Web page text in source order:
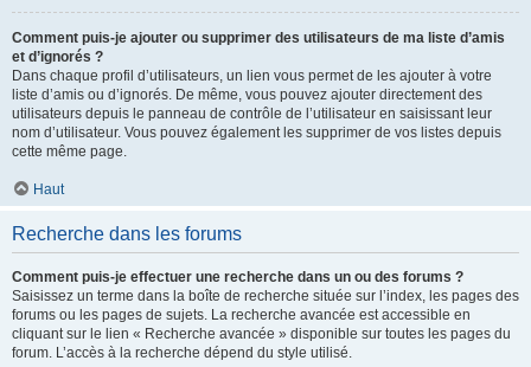
Comment puis-je ajouter ou supprimer des utilisateurs de ma liste d’amis
et d’ignorés ?
Dans chaque profil d’utilisateurs, un lien vous permet de les ajouter à votre
liste d’amis ou d’ignorés. De même, vous pouvez ajouter directement des
utilisateurs depuis le panneau de contrôle de l’utilisateur en saisissant leur
nom d’utilisateur. Vous pouvez également les supprimer de vos listes depuis
cette même page.
Haut
Recherche dans les forums
Comment puis-je effectuer une recherche dans un ou des forums ?
Saisissez un terme dans la boîte de recherche située sur l’index, les pages des
forums ou les pages de sujets. La recherche avancée est accessible en
cliquant sur le lien « Recherche avancée » disponible sur toutes les pages du
forum. L’accès à la recherche dépend du style utilisé.